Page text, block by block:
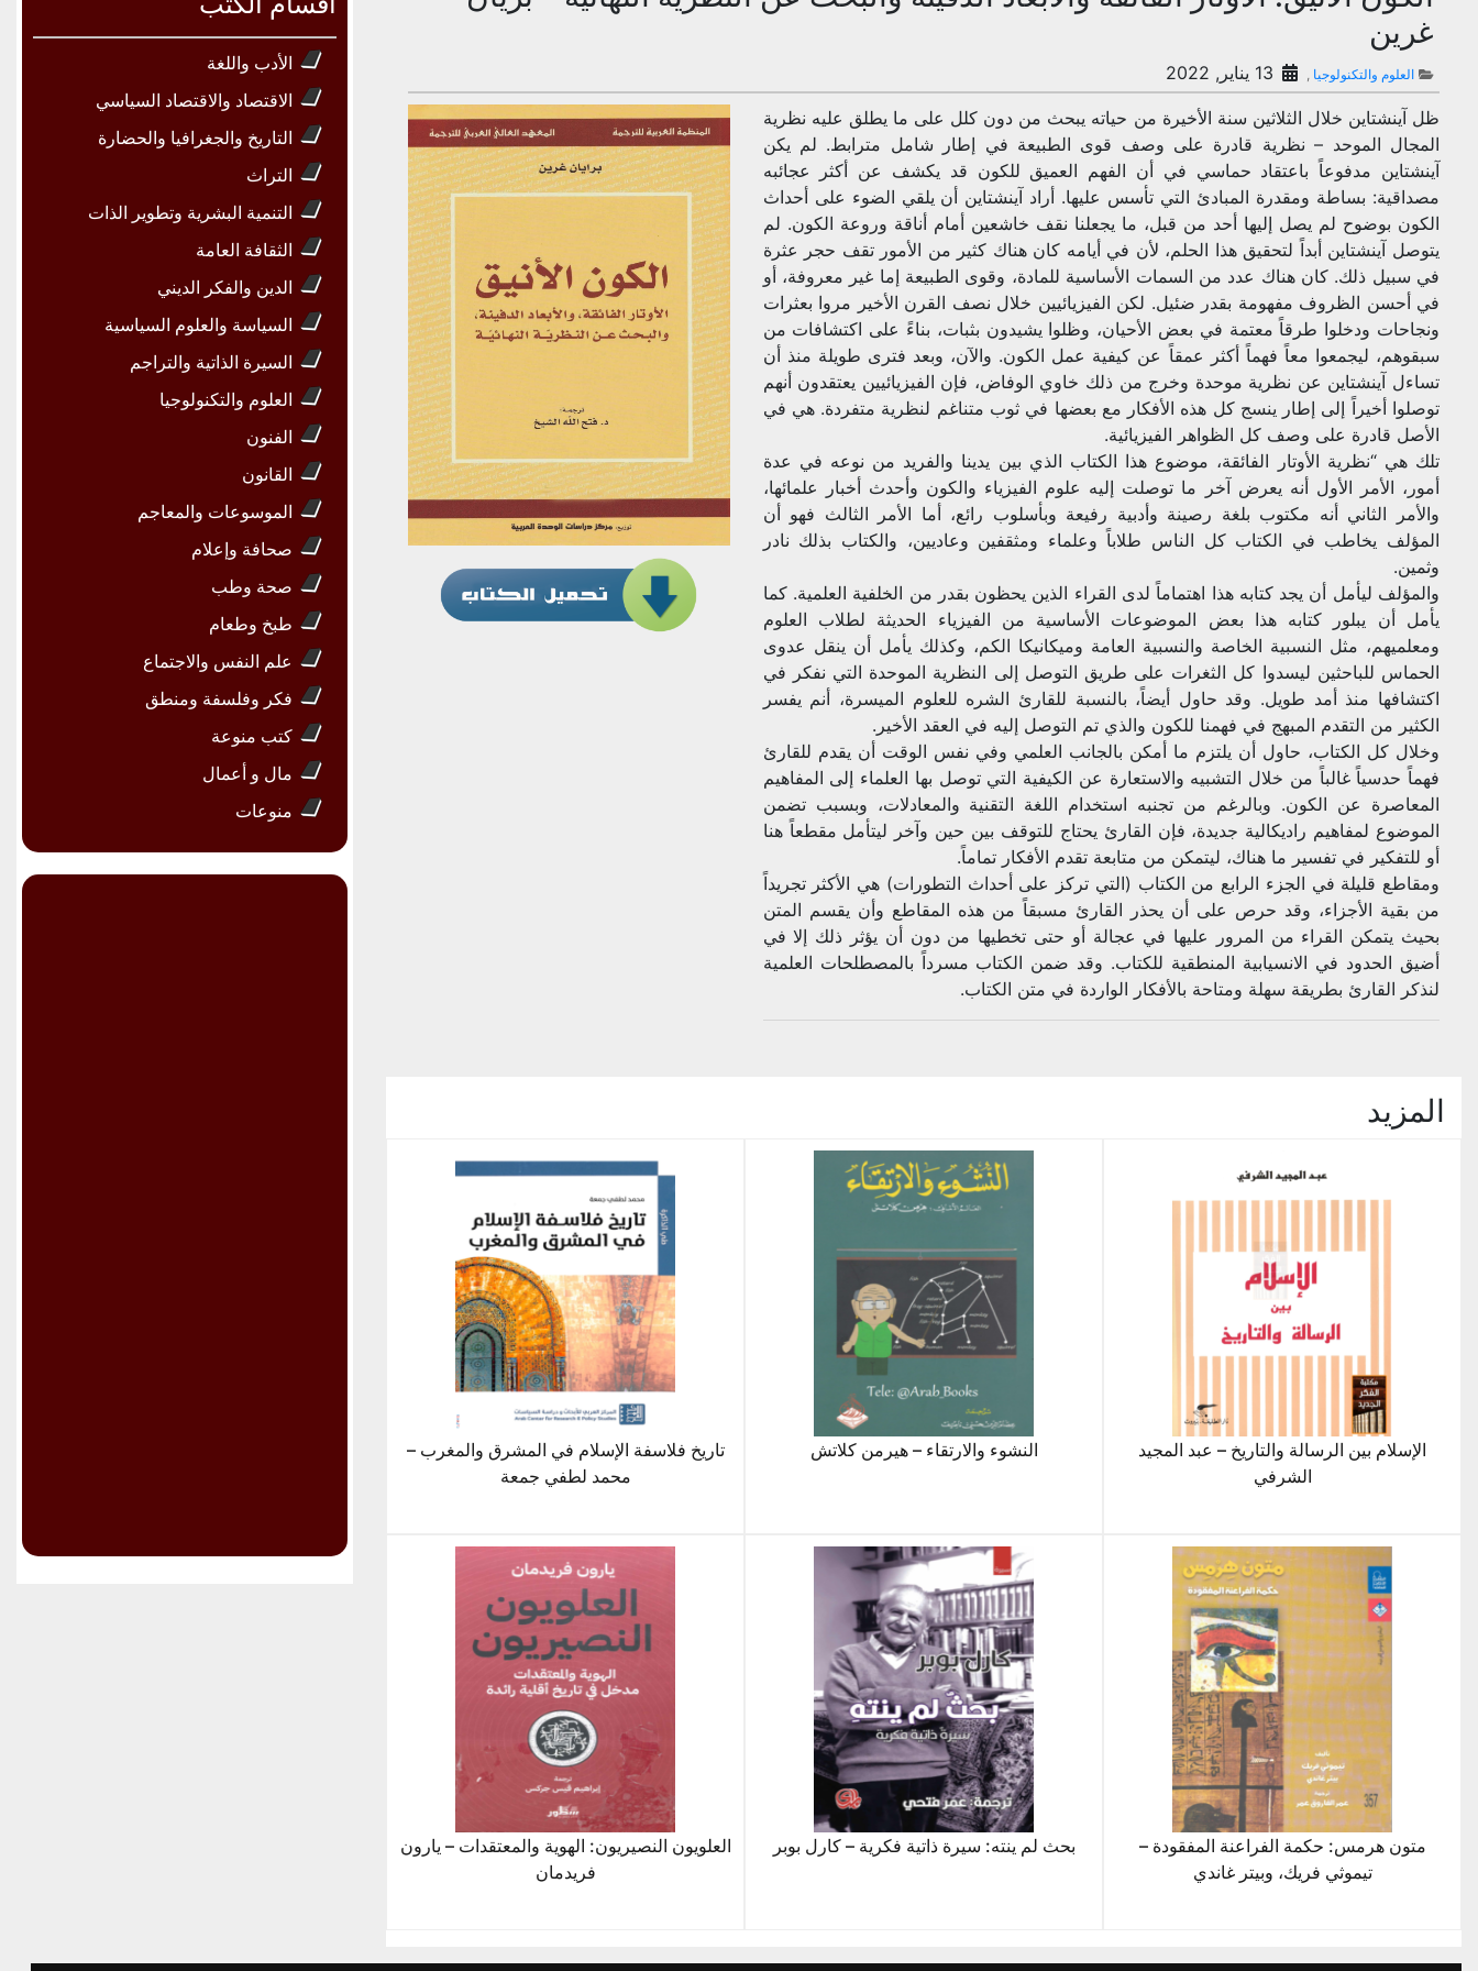
غرين
العلوم والتكنولوجيا ,
ظل آينشتاين خلال الثلاثين سنة الأخيرة من حياته يبحث من دون كلل على ما يطلق عليه نظرية
المجال الموحد – نظرية قادرة على وصف قوى الطبيعة في إطار شامل مترابط. لم يكن
آينشتاين مدفوعاً باعتقاد حماسي في أن الفهم العميق للكون قد يكشف عن أكثر عجائبه
مصداقية: بساطة ومقدرة المبادئ التي تأسس عليها. أراد آينشتاين أن يلقي الضوء على أحداث
الكون بوضوح لم يصل إليها أحد من قبل، ما يجعلنا نقف خاشعين أمام أناقة وروعة الكون. لم
يتوصل آينشتاين أبداً لتحقيق هذا الحلم، لأن في أيامه كان هناك كثير من الأمور تقف حجر عثرة
في سبيل ذلك. كان هناك عدد من السمات الأساسية للمادة، وقوى الطبيعة إما غير معروفة، أو
في أحسن الظروف مفهومة بقدر ضئيل. لكن الفيزيائيين خلال نصف القرن الأخير مروا بعثرات
ونجاحات ودخلوا طرقاً معتمة في بعض الأحيان، وظلوا يشيدون بثبات، بناءً على اكتشافات من
سبقوهم، ليجمعوا معاً فهماً أكثر عمقاً عن كيفية عمل الكون. والآن، وبعد فترى طويلة منذ أن
تساءل آينشتاين عن نظرية موحدة وخرج من ذلك خاوي الوفاض، فإن الفيزيائيين يعتقدون أنهم
توصلوا أخيراً إلى إطار ينسج كل هذه الأفكار مع بعضها في ثوب متناغم لنظرية متفردة. هي في
الأصل قادرة على وصف كل الظواهر الفيزيائية.
تلك هي “نظرية الأوتار الفائقة، موضوع هذا الكتاب الذي بين يدينا والفريد من نوعه في عدة
أمور، الأمر الأول أنه يعرض آخر ما توصلت إليه علوم الفيزياء والكون وأحدث أخبار علمائها،
والأمر الثاني أنه مكتوب بلغة رصينة وأدبية رفيعة وبأسلوب رائع، أما الأمر الثالث فهو أن
المؤلف يخاطب في الكتاب كل الناس طلاباً وعلماء ومثقفين وعاديين، والكتاب بذلك نادر
وثمين.
والمؤلف ليأمل أن يجد كتابه هذا اهتماماً لدى القراء الذين يحظون بقدر من الخلفية العلمية. كما
يأمل أن يبلور كتابه هذا بعض الموضوعات الأساسية من الفيزياء الحديثة لطلاب العلوم
ومعلميهم، مثل النسبية الخاصة والنسبية العامة وميكانيكا الكم، وكذلك يأمل أن ينقل عدوى
الحماس للباحثين ليسدوا كل الثغرات على طريق التوصل إلى النظرية الموحدة التي نفكر في
اكتشافها منذ أمد طويل. وقد حاول أيضاً، بالنسبة للقارئ الشره للعلوم الميسرة، أنم يفسر
الكثير من التقدم المبهج في فهمنا للكون والذي تم التوصل إليه في العقد الأخير.
وخلال كل الكتاب، حاول أن يلتزم ما أمكن بالجانب العلمي وفي نفس الوقت أن يقدم للقارئ
فهماً حدسياً غالباً من خلال التشبيه والاستعارة عن الكيفية التي توصل بها العلماء إلى المفاهيم
المعاصرة عن الكون. وبالرغم من تجنبه استخدام اللغة التقنية والمعادلات، وبسبب تضمن
الموضوع لمفاهيم راديكالية جديدة، فإن القارئ يحتاج للتوقف بين حين وآخر ليتأمل مقطعاً هنا
أو للتفكير في تفسير ما هناك، ليتمكن من متابعة تقدم الأفكار تماماً.
ومقاطع قليلة في الجزء الرابع من الكتاب (التي تركز على أحداث التطورات) هي الأكثر تجريداً
من بقية الأجزاء، وقد حرص على أن يحذر القارئ مسبقاً من هذه المقاطع وأن يقسم المتن
بحيث يتمكن القراء من المرور عليها في عجالة أو حتى تخطيها من دون أن يؤثر ذلك إلا في
أضيق الحدود في الانسيابية المنطقية للكتاب. وقد ضمن الكتاب مسرداً بالمصطلحات العلمية
لنذكر القارئ بطريقة سهلة ومتاحة بالأفكار الواردة في متن الكتاب.
المزيد
الإسلام بين الرسالة والتاريخ – عبد المجيد
الشرفي
النشوء والارتقاء – هيرمن كلاتش
تاريخ فلاسفة الإسلام في المشرق والمغرب –
محمد لطفي جمعة
متون هرمس: حكمة الفراعنة المفقودة –
تيموثي فريك، وبيتر غاندي
بحث لم ينته: سيرة ذاتية فكرية – كارل بوبر
العلويون النصيريون: الهوية والمعتقدات – يارون
فريدمان
الأدب واللغة
الاقتصاد والاقتصاد السياسي
التاريخ والجغرافيا والحضارة
التراث
التنمية البشرية وتطوير الذات
الثقافة العامة
الدين والفكر الديني
السياسة والعلوم السياسية
السيرة الذاتية والتراجم
العلوم والتكنولوجيا
الفنون
القانون
الموسوعات والمعاجم
صحافة وإعلام
صحة وطب
طبخ وطعام
علم النفس والاجتماع
فكر وفلسفة ومنطق
كتب منوعة
مال و أعمال
منوعات